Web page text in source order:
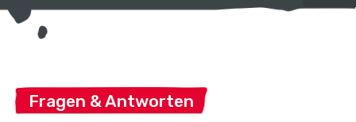
Fragen & Antworten